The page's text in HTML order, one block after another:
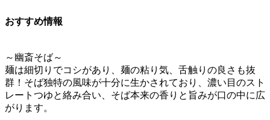
おすすめ情報
～幽斎そば～
麺は細切りでコシがあり、麺の粘り気、舌触りの良さも抜
群！そば独特の風味が十分に生かされており、濃い目のスト
レートつゆと絡み合い、そば本来の香りと旨みが口の中に広
がります。